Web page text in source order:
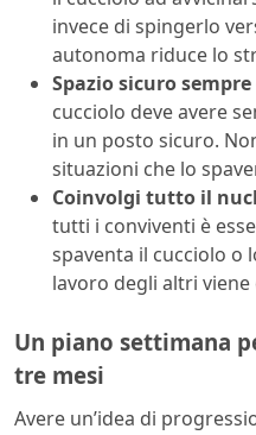
invece di spingerlo
autonoma riduce lo
Spazio sicuro
cucciolo deve avere
in un posto sicuro.
situazioni che lo
Coinvolgi tutto il
tutti i conviventi è
spaventa il cucciolo o
lavoro degli altri
Un piano settimana
tre mesi
Avere un’idea di